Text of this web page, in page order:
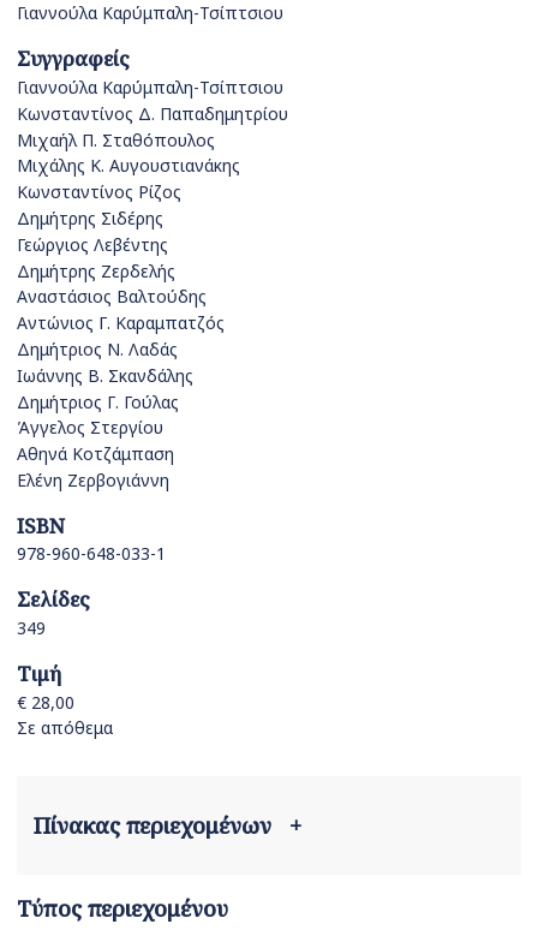
Γιαννούλα Καρύμπαλη-Τσίπτσιου
Συγγραφείς
Γιαννούλα Καρύμπαλη-Τσίπτσιου
Κωνσταντίνος Δ. Παπαδημητρίου
Μιχαήλ Π. Σταθόπουλος
Μιχάλης Κ. Αυγουστιανάκης
Κωνσταντίνος Ρίζος
Δημήτρης Σιδέρης
Γεώργιος Λεβέντης
Δημήτρης Ζερδελής
Αναστάσιος Βαλτούδης
Αντώνιος Γ. Καραμπατζός
Δημήτριος Ν. Λαδάς
Ιωάννης Β. Σκανδάλης
Δημήτριος Γ. Γούλας
Άγγελος Στεργίου
Αθηνά Κοτζάμπαση
Ελένη Ζερβογιάννη
ISBN
978-960-648-033-1
Σελίδες
349
Τιμή
€ 28,00
Σε απόθεμα
Πίνακας περιεχομένων +
Τύπος περιεχομένου